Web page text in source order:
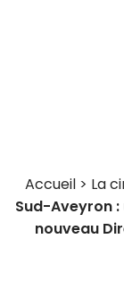
Accueil > La
Sud-Aveyron
nouveau